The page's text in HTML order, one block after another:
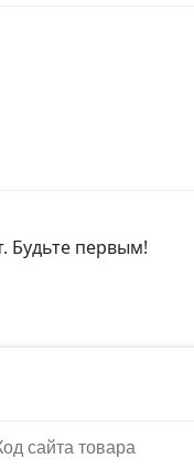
Будьте первым!